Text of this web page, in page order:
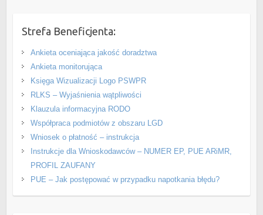
Strefa Beneficjenta:
Ankieta oceniająca jakość doradztwa
Ankieta monitorująca
Księga Wizualizacji Logo PSWPR
RLKS – Wyjaśnienia wątpliwości
Klauzula informacyjna RODO
Współpraca podmiotów z obszaru LGD
Wniosek o płatność – instrukcja
Instrukcje dla Wnioskodawców – NUMER EP, PUE ARiMR,
PROFIL ZAUFANY
PUE – Jak postępować w przypadku napotkania błędu?